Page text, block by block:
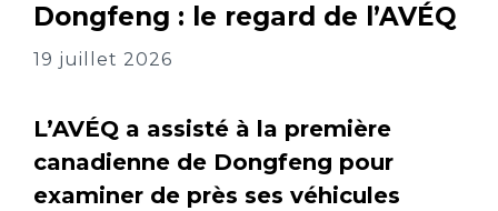
Dongfeng : le regard de l’AVÉQ
19 juillet 2026
L’AVÉQ a assisté à la première
canadienne de Dongfeng pour
examiner de près ses véhicules